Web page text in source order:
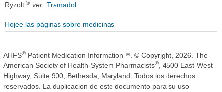
Ryzolt ® ver Tramadol
Hojee las páginas sobre medicinas
AHFS® Patient Medication Information™. © Copyright, 2026. The
American Society of Health-System Pharmacists®, 4500 East-West
Highway, Suite 900, Bethesda, Maryland. Todos los derechos
reservados. La duplicacion de este documento para su uso